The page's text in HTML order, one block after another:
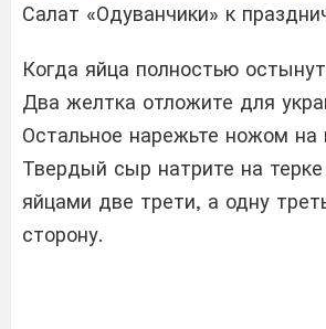
Салат «Одуванчики» к
Когда яйца полностью
Два желтка отложите для
Остальное нарежьте ножом на
Твердый сыр натрите на
яйцами две трети, а одну
сторону.